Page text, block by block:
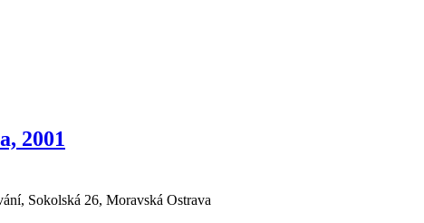
2001
Sokolská 26, Moravská Ostrava